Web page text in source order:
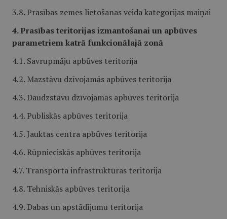
3.8. Prasības zemes lietošanas veida kategorijas maiņai
4. Prasības teritorijas izmantošanai un apbūves
parametriem katrā funkcionālajā zonā
4.1. Savrupmāju apbūves teritorija
4.2. Mazstāvu dzīvojamās apbūves teritorija
4.3. Daudzstāvu dzīvojamās apbūves teritorija
4.4. Publiskās apbūves teritorija
4.5. Jauktas centra apbūves teritorija
4.6. Rūpnieciskās apbūves teritorija
4.7. Transporta infrastruktūras teritorija
4.8. Tehniskās apbūves teritorija
4.9. Dabas un apstādījumu teritorija